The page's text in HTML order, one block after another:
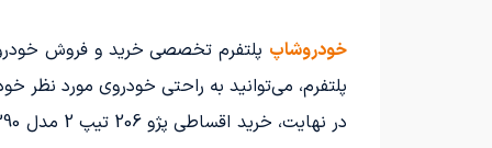
خودروشاپ پلتفرم تخصصی خرید و فروش خودروهای کارکرده از مدل ۱۳۹۰ به بالا،
پلتفرم، می‌توانید به راحتی خودروی مورد نظر